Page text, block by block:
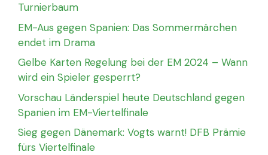
Turnierbaum
EM-Aus gegen Spanien: Das Sommermärchen
endet im Drama
Gelbe Karten Regelung bei der EM 2024 – Wann
wird ein Spieler gesperrt?
Vorschau Länderspiel heute Deutschland gegen
Spanien im EM-Viertelfinale
Sieg gegen Dänemark: Vogts warnt! DFB Prämie
fürs Viertelfinale